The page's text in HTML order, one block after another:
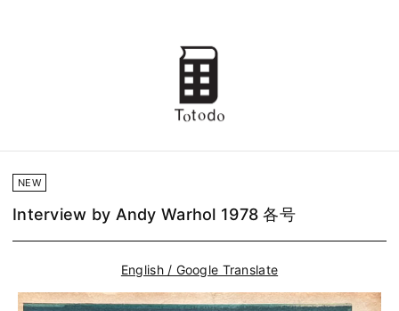
NEW
Interview by Andy Warhol 1978 各号
English / Google Translate